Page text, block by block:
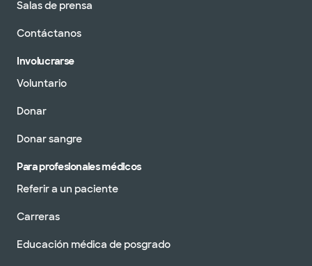
Salas de prensa
Contáctanos
Involucrarse
Voluntario
Donar
Donar sangre
Para profesionales médicos
Referir a un paciente
Carreras
Educación médica de posgrado